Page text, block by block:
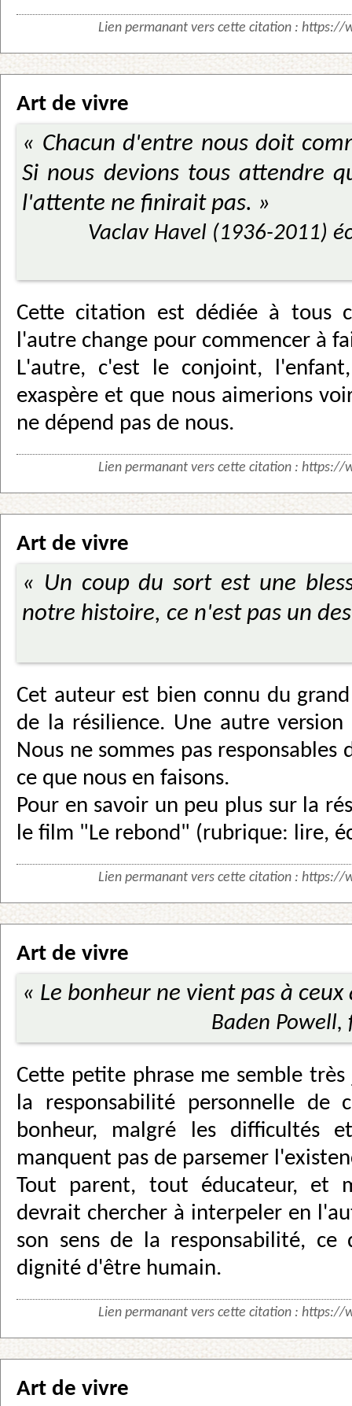
Lien permanant vers cette citation : https://
Art de vivre
« Chacun d'entre nous doit
Si nous devions tous attendre
l'attente ne finirait pas. »
Vaclav Havel (1936-2011)
Cette citation est dédiée à tous
l'autre change pour commencer à
L'autre, c'est le conjoint,
exaspère et que nous aimerions
ne dépend pas de nous.
Lien permanant vers cette citation : https://
Art de vivre
« Un coup du sort est une
notre histoire, ce n'est pas un
Cet auteur est bien connu du
de la résilience. Une autre
Nous ne sommes pas responsables
ce que nous en faisons.
Pour en savoir un peu plus sur la
le film "Le rebond" (rubrique: lire,
Lien permanant vers cette citation : https://
Art de vivre
« Le bonheur ne vient pas à
Baden
Cette petite phrase me semble
la responsabilité personnelle de
bonheur, malgré les difficultés
manquent pas de parsemer
Tout parent, tout éducateur, et
devrait chercher à interpeler en
son sens de la responsabilité,
dignité d'être humain.
Lien permanant vers cette citation : https://
Art de vivre